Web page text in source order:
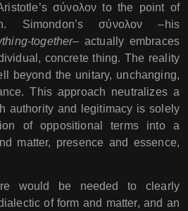
σύνολον to the point of
σύνολον –his
together– actually embraces
concrete thing. The reality
beyond the unitary, unchanging,
This approach neutralizes a
authority and legitimacy is solely
of oppositional terms into a
matter, presence and essence,
would be needed to clearly
of form and matter, and an